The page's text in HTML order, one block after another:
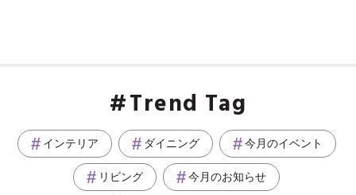
Trend Tag
インテリア ダイニング 今月のイベント
リビング 今月のお知らせ